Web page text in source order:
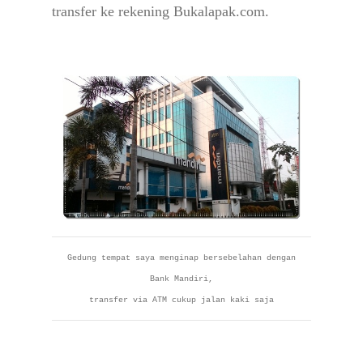
transfer ke rekening Bukalapak.com.
Gedung tempat saya menginap bersebelahan dengan
Bank Mandiri,
transfer via ATM cukup jalan kaki saja